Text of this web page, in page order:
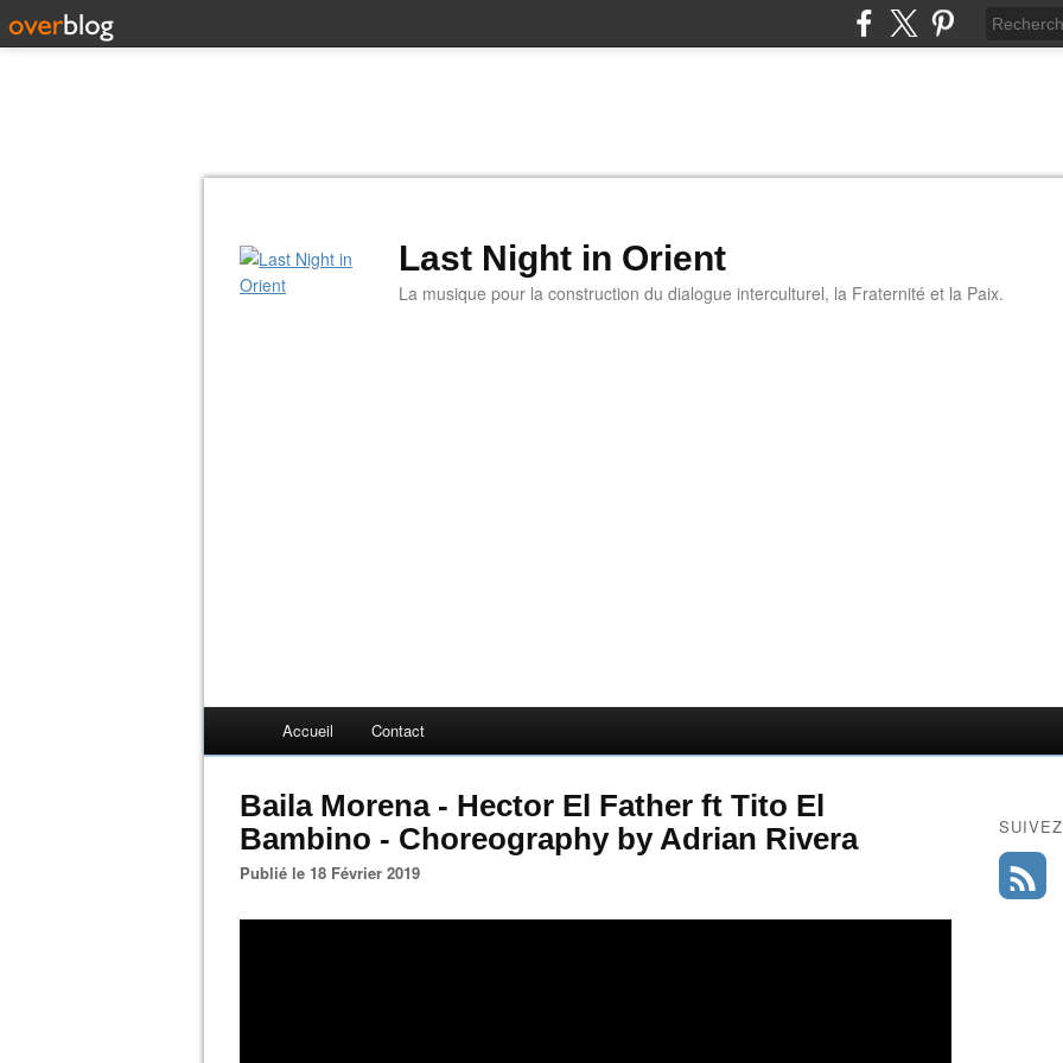
Last Night in Orient
La musique pour la construction du dialogue interculturel, la Fraternité et la Paix.
Accueil Contact
Baila Morena - Hector El Father ft Tito El
Bambino - Choreography by Adrian Rivera
Publié le 18 Février 2019